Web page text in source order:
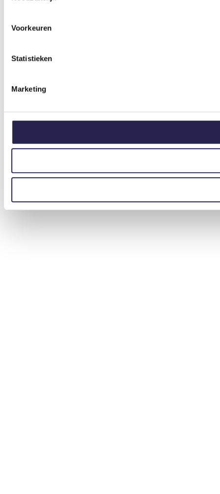
Voorkeuren
Statistieken
Marketing